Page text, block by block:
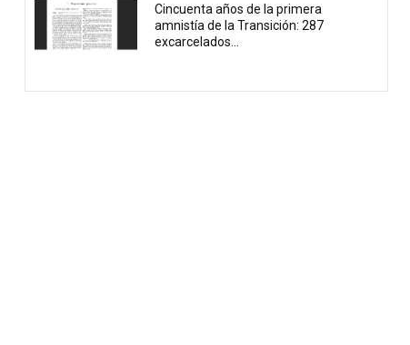
Cincuenta años de la primera
amnistía de la Transición: 287
excarcelados...